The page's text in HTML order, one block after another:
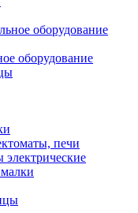
оборудование
оборудование
печи
электрические